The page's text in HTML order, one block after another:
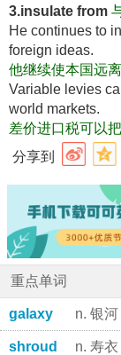
3.insulate from
He continues to
foreign ideas.
他继续使本国远
Variable levies
world markets.
差价进口税可以
分享到
重点单词
galaxy n. 银
shroud n. 寿